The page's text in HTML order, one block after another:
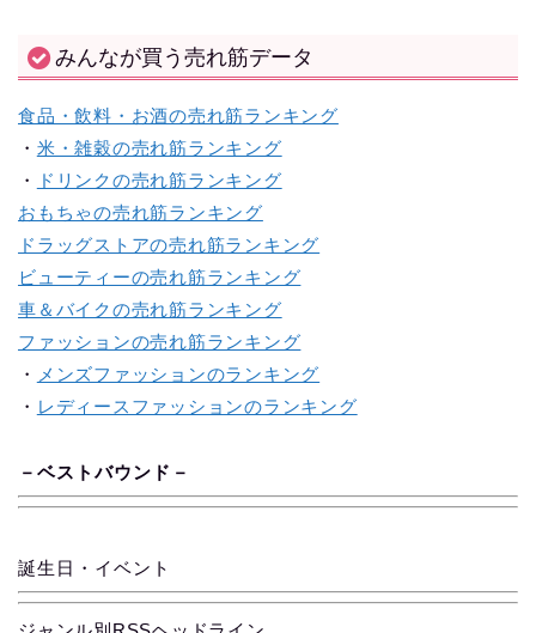
みんなが買う売れ筋データ
食品・飲料・お酒の売れ筋ランキング
・ 米・雑穀の売れ筋ランキング
・
ドリンクの売れ筋ランキング
おもちゃの売れ筋ランキング
ドラッグストアの売れ筋ランキング
ビューティーの売れ筋ランキング
車＆バイクの売れ筋ランキング
ファッションの売れ筋ランキング
・
メンズファッションのランキング
・ レディースファッションのランキング
－ ベス トバウン ド －
誕生日・イベント